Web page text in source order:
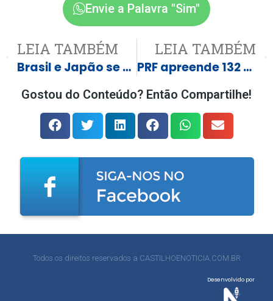
Envie a Palavra "Sim"
LEIA TAMBÉM
Brasil e Japão se enfrentam hoje no mata-mata; veja jogos da Copa
LEIA TAMBÉM
PRF apreende 132 Kg de drogas em Água Clara (MS)
Gostou do Conteúdo? Então Compartilhe!
Todos os direitos reservados a CASTILHOENOTICIA.COM.BR
Desenvolvido por